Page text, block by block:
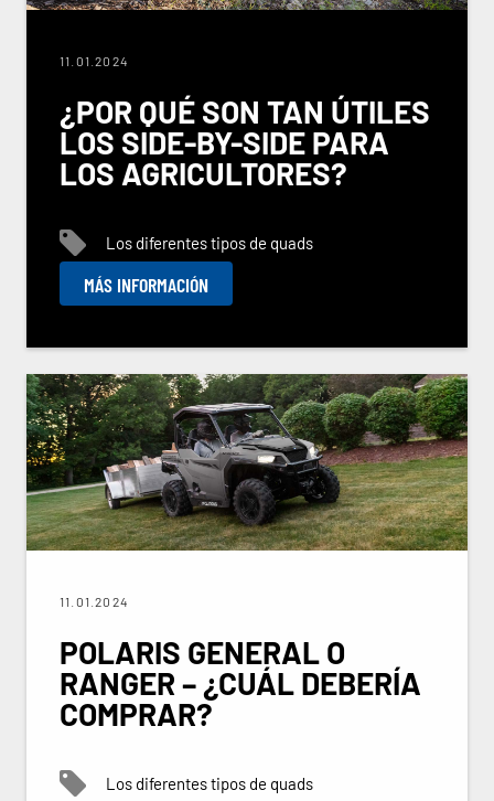
11.01.2024
¿POR QUÉ SON TAN ÚTILES
LOS SIDE-BY-SIDE PARA
LOS AGRICULTORES?
Los diferentes tipos de quads
MÁS INFORMACIÓN
11.01.2024
POLARIS GENERAL O
RANGER – ¿CUÁL DEBERÍA
COMPRAR?
Los diferentes tipos de quads